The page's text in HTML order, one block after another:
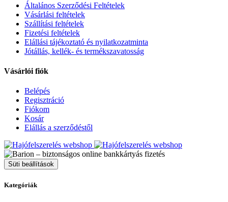
Általános Szerződési Feltételek
Vásárlási feltételek
Szállítási feltételek
Fizetési feltételek
Elállási tájékoztató és nyilatkozatminta
Jótállás, kellék- és termékszavatosság
Vásárlói fiók
Belépés
Regisztráció
Fiókom
Kosár
Elállás a szerződéstől
Süti beállítások
Kategóriák